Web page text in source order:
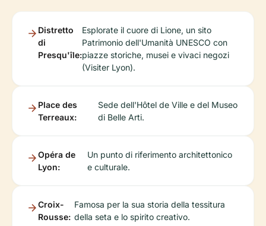
Distretto
di
Presqu'île:
Esplorate il cuore di Lione, un sito
Patrimonio dell'Umanità UNESCO con
piazze storiche, musei e vivaci negozi
(Visiter Lyon).
Place des
Terreaux:
Sede dell'Hôtel de Ville e del Museo
di Belle Arti.
Opéra de
Lyon:
Un punto di riferimento architettonico
e culturale.
Croix-
Rousse:
Famosa per la sua storia della tessitura
della seta e lo spirito creativo.